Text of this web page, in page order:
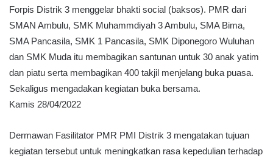
Forpis Distrik 3 menggelar bhakti social (baksos). PMR dari
SMAN Ambulu, SMK Muhammdiyah 3 Ambulu, SMA Bima,
SMA Pancasila, SMK 1 Pancasila, SMK Diponegoro Wuluhan
dan SMK Muda itu membagikan santunan untuk 30 anak yatim
dan piatu serta membagikan 400 takjil menjelang buka puasa.
Sekaligus mengadakan kegiatan buka bersama.
Kamis 28/04/2022
Dermawan Fasilitator PMR PMI Distrik 3 mengatakan tujuan
kegiatan tersebut untuk meningkatkan rasa kepedulian terhadap